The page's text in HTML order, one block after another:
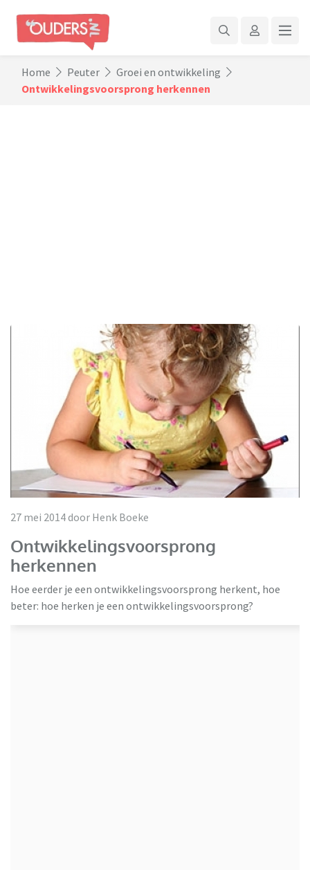
Home Peuter
Groei en ontwikkeling
Ontwikkelingsvoorsprong herkennen
27 mei 2014 door Henk Boeke
Ontwikkelingsvoorsprong
herkennen
Hoe eerder je een ontwikkelingsvoorsprong herkent, hoe
beter: hoe herken je een ontwikkelingsvoorsprong?